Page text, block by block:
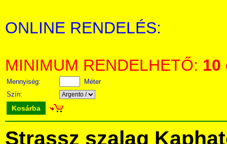
ONLINE RENDELÉS:
MINIMUM RENDELHETŐ: 10
Mennyiség:
Méter
Szín:
Kosárba
Strassz szalag